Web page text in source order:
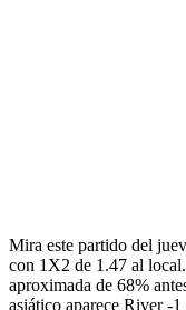
Mira este partido del
con 1X2 de 1.47 al
aproximada de 68%
asiático aparece River -